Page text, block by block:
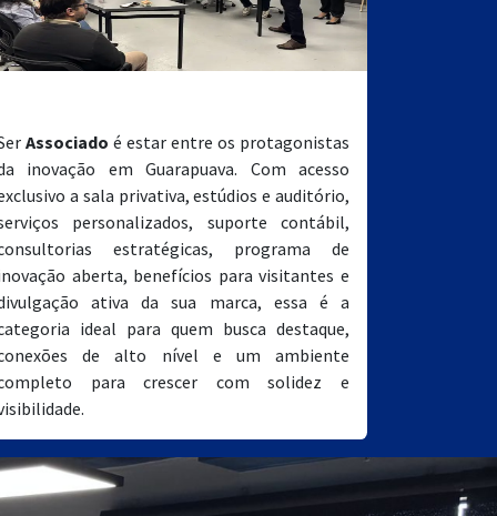
Associado é estar entre os protagonistas
inovação em Guarapuava. Com acesso
a sala privativa, estúdios e auditório,
personalizados, suporte contábil,
estratégicas, programa de
aberta, benefícios para visitantes e
ativa da sua marca, essa é a
ideal para quem busca destaque,
de alto nível e um ambiente
para crescer com solidez e